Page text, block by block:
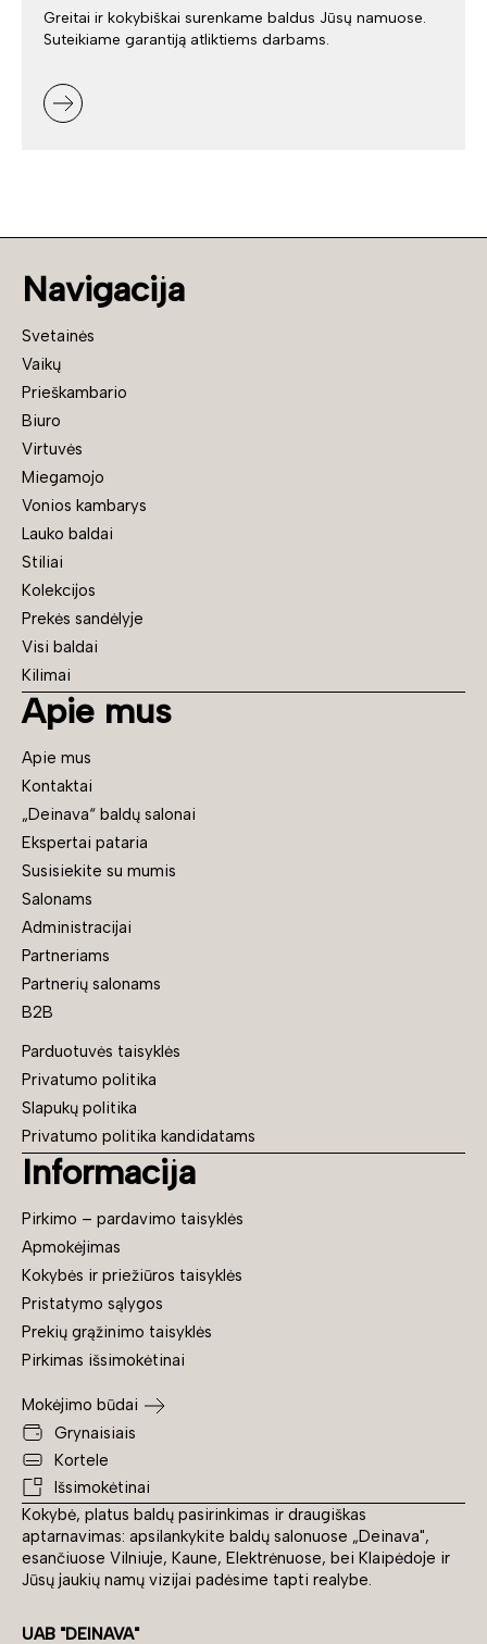
Greitai ir kokybiškai surenkame baldus Jūsų namuose.
Suteikiame garantiją atliktiems darbams.
Kokybė, platus baldų pasirinkimas ir draugiškas
aptarnavimas: apsilankykite baldų salonuose „Deinava",
esančiuose Vilniuje, Kaune, Elektrėnuose, bei Klaipėdoje ir
Jūsų jaukių namų vizijai padėsime tapti realybe.
UAB "DEINAVA"
Navigacija
Svetainės
Vaikų
Prieškambario
Biuro
Virtuvės
Miegamojo
Vonios kambarys
Lauko baldai
Stiliai
Kolekcijos
Prekės sandėlyje
Visi baldai
Kilimai
Apie mus
Apie mus
Kontaktai
„Deinava“ baldų salonai
Ekspertai pataria
Susisiekite su mumis
Salonams
Administracijai
Partneriams
Partnerių salonams
B2B
Parduotuvės taisyklės
Privatumo politika
Slapukų politika
Privatumo politika kandidatams
Informacija
Pirkimo – pardavimo taisyklės
Apmokėjimas
Kokybės ir priežiūros taisyklės
Pristatymo sąlygos
Prekių grąžinimo taisyklės
Pirkimas išsimokėtinai
Mokėjimo būdai
Grynaisiais
Kortele
Išsimokėtinai